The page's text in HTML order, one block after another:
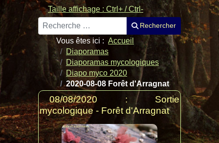
Taille affichage : Ctrl+ / Ctrl-
Rechercher
Rechercher
Vous êtes ici : Accueil
Diaporamas
Diaporamas mycologiques
Diapo myco 2020
2020-08-08 Forêt d'Arragnat
08/08/2020 : Sortie
mycologique - Forêt d'Arragnat